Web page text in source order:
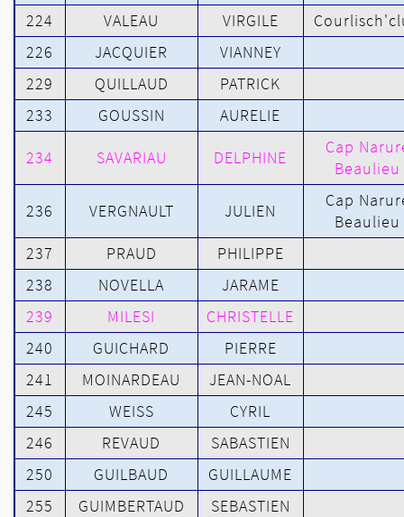
224
VALEAU VIRGILE
226
JACQUIER
VIANNEY
229
QUILLAUD
PATRICK
233
GOUSSIN AURELIE
234 SAVARIAU DELPHINE
Cap
Beaulieu
236 VERGNAULT JULIEN
Cap
Beaulieu
237
PRAUD
PHILIPPE
238
NOVELLA
JARAME
239
MILESI
CHRISTELLE
240
GUICHARD
PIERRE
241
MOINARDEAU
JEAN-NOAL
245
WEISS
CYRIL
246
REVAUD
SABASTIEN
250
GUILBAUD
GUILLAUME
255
GUIMBERTAUD
SEBASTIEN